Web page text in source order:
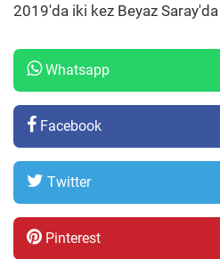
2019'da iki kez Beyaz Saray'da
Whatsapp
Facebook
Twitter
Pinterest